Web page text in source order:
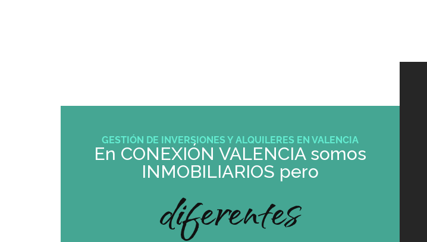
GESTIÓN DE INVERSIONES Y ALQUILERES EN VALENCIA
En CONEXIÓN VALENCIA somos
INMOBILIARIOS pero
diferentes